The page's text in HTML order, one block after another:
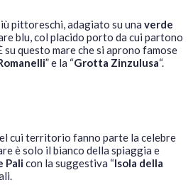
pittoreschi, adagiato su una verde
blu, col placido porto da cui partono
su questo mare che si aprono famose
” e la “Grotta Zinzulusa“.
cui territorio fanno parte la celebre
è solo il bianco della spiaggia e
Palicon la suggestiva “Isola della